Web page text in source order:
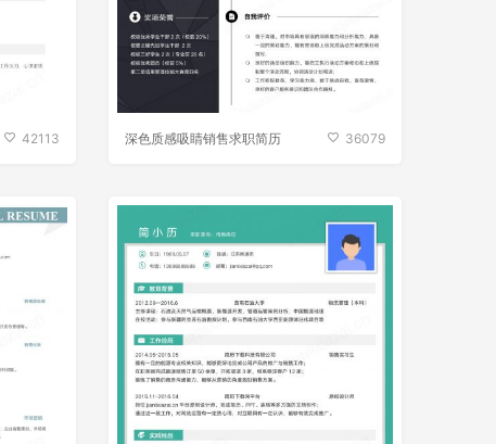
42113 深色质感吸睛销售求职简历 36079